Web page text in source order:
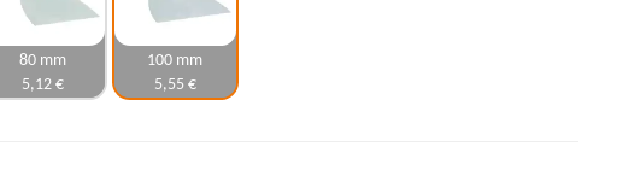
80 mm
5,12 €
100 mm
5,55 €